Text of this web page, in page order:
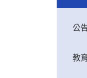
公
教